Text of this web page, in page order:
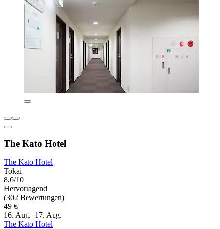
The Kato Hotel
The Kato Hotel
Tokai
8,6/10
Hervorragend
(302 Bewertungen)
49 €
16. Aug.–17. Aug.
The Kato Hotel